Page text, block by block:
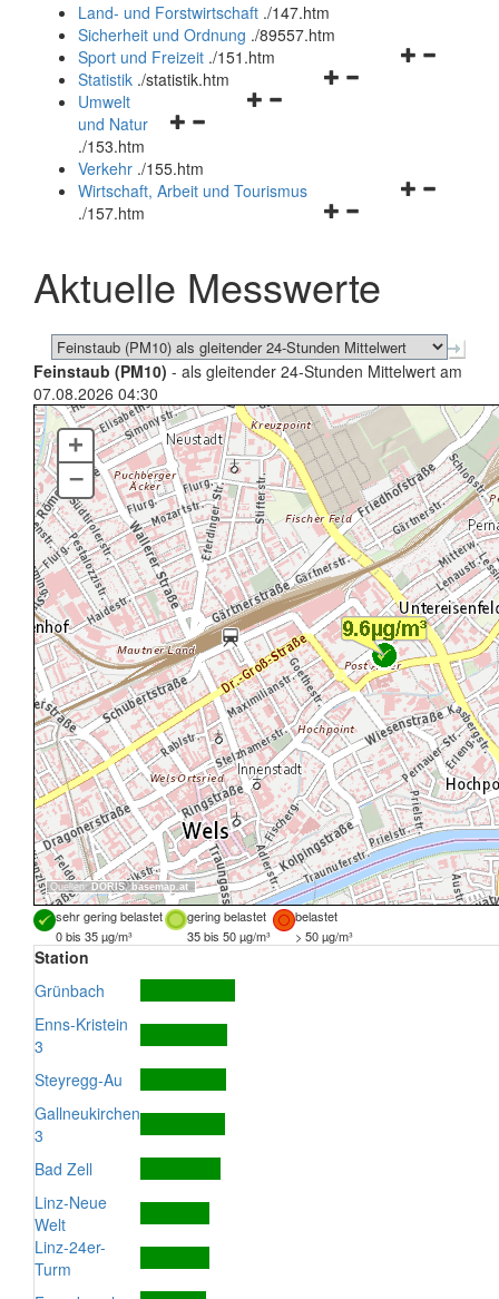
und
schließen
Land- und Forstwirtschaft ./147.htm
Sicherheit und Ordnung ./89557.htm
Navigationsmenü
Sport und Freizeit ./151.htm
Navigationsmenü
Statistik ./statistik.htm
Navigationsmenü
und
schließen
Umwelt
und Natur
./153.htm
Verkehr ./155.htm
Navigationsmenü
schließen
Wirtschaft, Arbeit und Tourismus
./157.htm
Aktuelle Messwerte
Feinstaub (PM10) - als gleitender 24-Stunden Mittelwert am
07.08.2026 04:30
Quellen: DORIS, basemap.at
+
–
sehr gering belastet gering belastet
belastet
0 bis 35 µg/m³
35 bis 50 µg/m³ > 50 µg/m³
Station
Grünbach
Enns-Kristein
3
Steyregg-Au
Gallneukirchen
3
Bad Zell
Linz-Neue
Welt
Linz-24er-
Turm